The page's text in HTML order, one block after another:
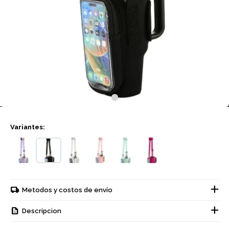
Variantes:
Metodos y costos de envío
Descripcion